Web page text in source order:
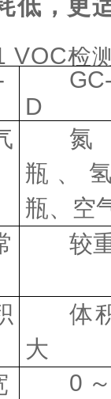
低，更
VOC检
D
瓶、
瓶、空
较
体
大
0